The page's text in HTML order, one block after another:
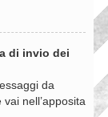
di invio dei
da
nell’apposita